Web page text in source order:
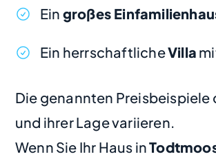
Ein großes
Ein herrschaftlicheVilla
Die genannten
und ihrer Lage variieren.
Wenn Sie Ihr Haus in